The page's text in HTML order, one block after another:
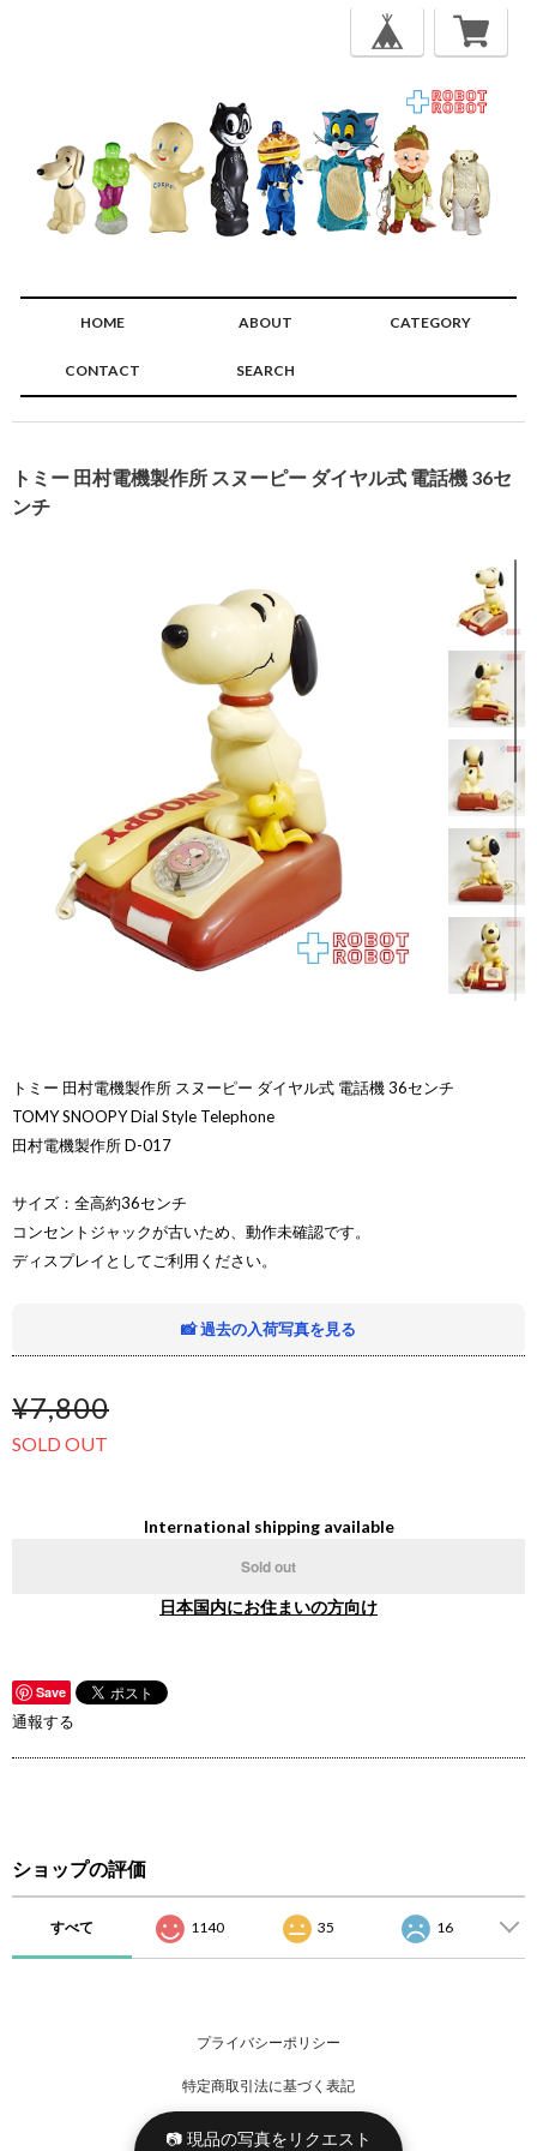
HOME ABOUT CATEGORY
CONTACT SEARCH
トミー 田村電機製作所 スヌーピー ダイヤル式 電話機 36セ
ンチ
トミー 田村電機製作所 スヌーピー ダイヤル式 電話機 36センチ
TOMY SNOOPY Dial Style Telephone
田村電機製作所 D-017
サイズ：全高約36センチ
コンセントジャックが古いため、動作未確認です。
ディスプレイとしてご利用ください。
📸 過去の入荷写真を見る
¥7,800
SOLD OUT
International shipping available
Sold out
日本国内にお住まいの方向け
Save
通報する
ショップの評価
すべて 1140 35 16
プライバシーポリシー
特定商取引法に基づく表記
📷 現品の写真をリクエスト